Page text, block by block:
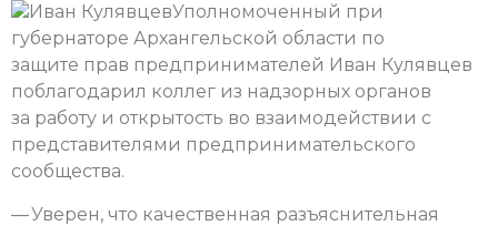
Иван КулявцевУполномоченный при
губернаторе Архангельской области по
защите прав предпринимателей Иван Кулявцев
поблагодарил коллег из надзорных органов
за работу и открытость во взаимодействии с
представителями предпринимательского
сообщества.
— Уверен, что качественная разъяснительная